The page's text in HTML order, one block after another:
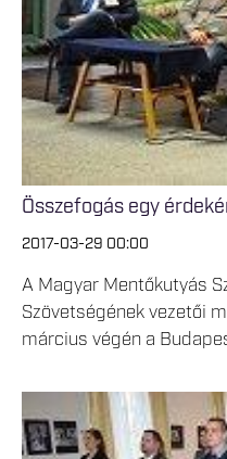
Összefogás egy
2017-03-29 00:00
A Magyar Mentőkutyás
Szövetségének vezetői
március végén a